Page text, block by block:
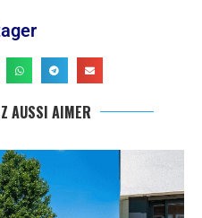
AUSSI AIMER